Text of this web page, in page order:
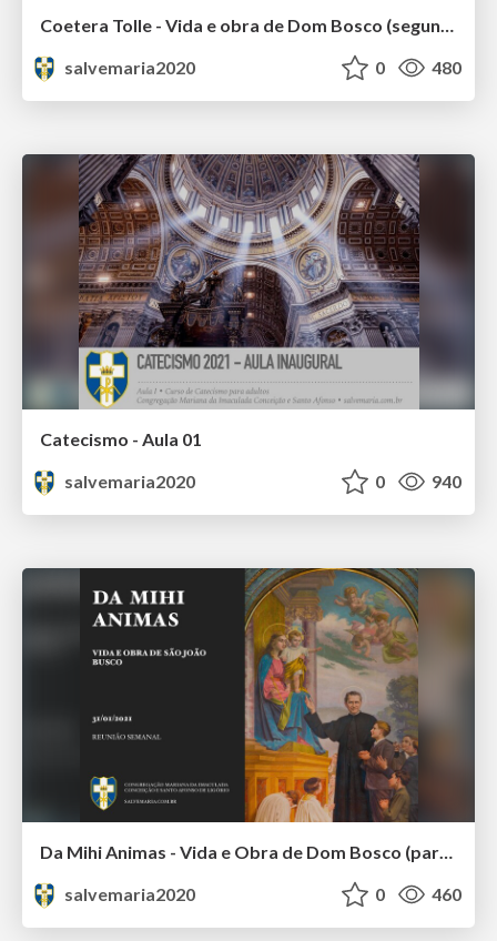
Coetera Tolle - Vida e obra de Dom Bosco (segunda parte)
salvemaria2020
0 480
Catecismo - Aula 01
salvemaria2020
0 940
Da Mihi Animas - Vida e Obra de Dom Bosco (parte 1)
salvemaria2020
0 460